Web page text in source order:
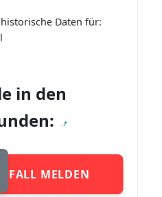
Daten für:
in den
MELDEN